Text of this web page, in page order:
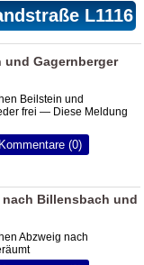
L1116
und Gagernberger
Beilstein und
frei — Diese Meldung
Kommentare (0)
nach Billensbach und
Abzweig nach